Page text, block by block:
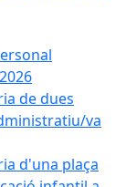
de dues
va
d'una plaça